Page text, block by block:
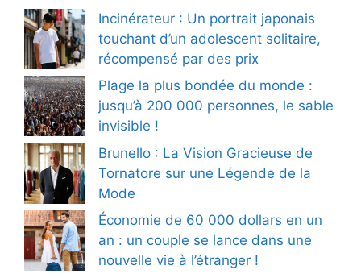
Incinérateur : Un portrait japonais
touchant d’un adolescent solitaire,
récompensé par des prix
Plage la plus bondée du monde :
jusqu’à 200 000 personnes, le sable
invisible !
Brunello : La Vision Gracieuse de
Tornatore sur une Légende de la
Mode
Économie de 60 000 dollars en un
an : un couple se lance dans une
nouvelle vie à l’étranger !